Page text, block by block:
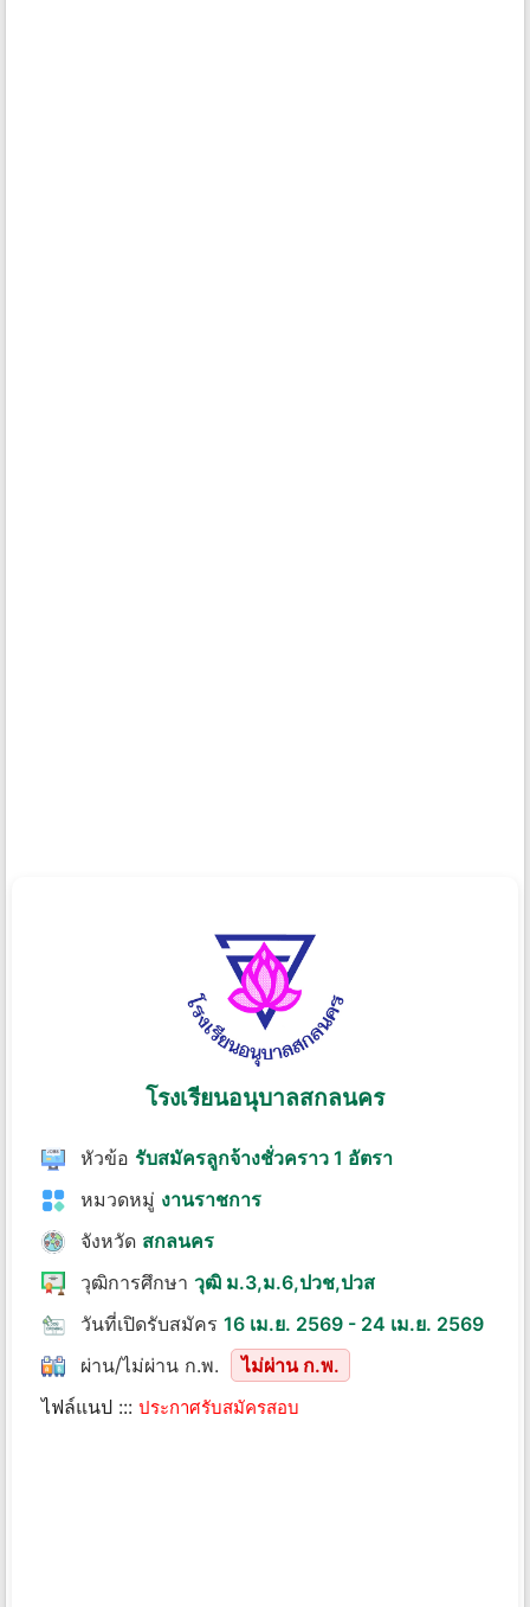
โรงเรียนอนุบาลสกลนคร
หัวข้อ รับสมัครลูกจ้างชั่วคราว 1 อัตรา
หมวดหมู่ งานราชการ
จังหวัด สกลนคร
วุฒิการศึกษา วุฒิ ม.3,ม.6,ปวช,ปวส
วันที่เปิดรับสมัคร 16 เม.ย. 2569 - 24 เม.ย. 2569
ผ่าน/ไม่ผ่าน ก.พ.
ไม่ผ่าน ก.พ.
ไฟล์แนป ::: ประกาศรับสมัครสอบ